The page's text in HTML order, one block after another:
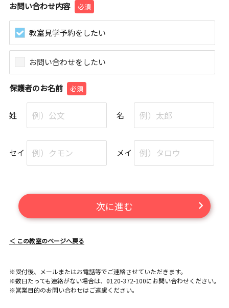
お問い合わせ内容 必須
教室見学予約をしたい
お問い合わせをしたい
保護者のお名前 必須
姓 名
セイ メイ
次に進む
＜ この教室のページへ戻る
※受付後、メールまたはお電話等でご連絡させていただきます。
※数日たっても連絡がない場合は、0120-372-100にお問い合わせください。
※営業目的のお問い合わせはご遠慮ください。